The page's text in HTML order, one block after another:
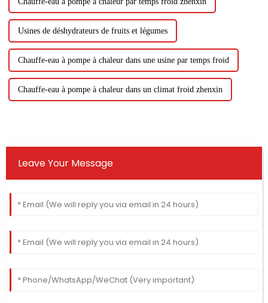
Usines de déshydrateurs de fruits et légumes
Chauffe-eau à pompe à chaleur dans une usine par temps froid
Chauffe-eau à pompe à chaleur dans un climat froid zhenxin
Leave Your Message